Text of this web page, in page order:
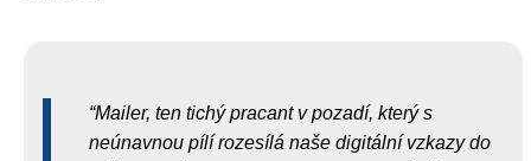
Mailer, ten tichý pracant v pozadí, který s
neúnavnou pílí rozesílá naše digitální vzkazy do